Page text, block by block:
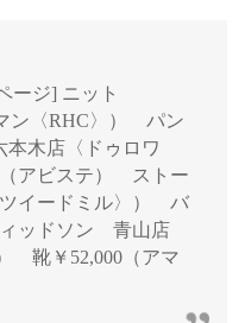
ージ] ニット
ン〈RHC〉） パン
木店〈ドゥロワ
アビステ） ストー
ツイードミル〉） バ
ッドソン 青山店
靴￥52,000（アマ